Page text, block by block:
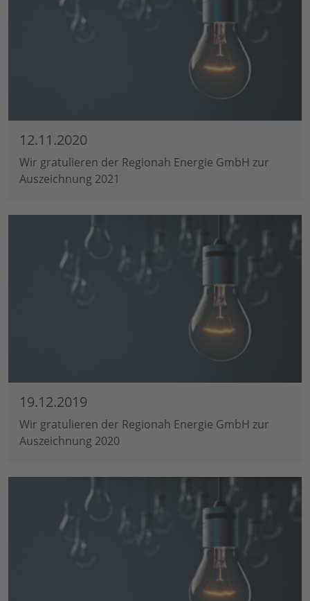
12.11.2020
Wir gratulieren der Regionah Energie GmbH zur
Auszeichnung 2021
19.12.2019
Wir gratulieren der Regionah Energie GmbH zur
Auszeichnung 2020